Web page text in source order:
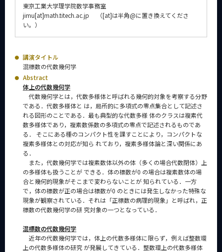
東京工業大学理学院数学事務室
jimu[at]math.titech.ac.jp （[at]は半角@に置き換えてくださ
い。）
講演タイトル
混標数の代数幾何学
Abstract
体上の代数幾何学
代数幾何学とは，代数多様体と呼ばれる幾何的対象を考察する分野
である．代数多様体と は，局所的に多項式の零点集合として記述さ
れる図形のことである．最も典型的な代数多様 体のクラスは複素代
数多様体であり，複素数係数の多項式の零点で記述されるものであ
る． そこにある種のコンパクト性を課すことにより，コンパクトな
複素多様体との対応が知ら れており，複素多様体論と深い関係にあ
る．
また，代数幾何学では複素数体以外の体（多くの場合代数閉体）上
の多様体も扱うことが できる．体の標数が0 の場合は複素数体の場
合と幾何的現象がそこまで変わらないことが 知られている．⼀⽅
で，体の標数が正の場合は標数が0 のときには発⽣しなかった特殊な
現象が観察されている．それは「正標数の病理的現象」と呼ばれ，正
標数の代数幾何学の研 究対象の⼀つとなっている．
混標数の代数幾何学
近年の代数幾何学では，体上の代数多様体に限らず，例えば整数環
上の代数多様体の研究 が発展してきている．整数環上の代数多様体
サイト構成